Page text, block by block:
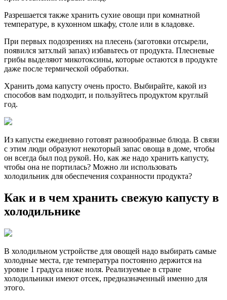
Разрешается также хранить сухие овощи при комнатной
температуре, в кухонном шкафу, столе или в кладовке.
При первых подозрениях на плесень (заготовки отсырели,
появился затхлый запах) избавьтесь от продукта. Плесневые
грибы выделяют микотоксины, которые остаются в продукте
даже после термической обработки.
Хранить дома капусту очень просто. Выбирайте, какой из
способов вам подходит, и пользуйтесь продуктом круглый
год.
Из капусты ежедневно готовят разнообразные блюда. В связи
с этим люди образуют некоторый запас овоща в доме, чтобы
он всегда был под рукой. Но, как же надо хранить капусту,
чтобы она не портилась? Можно ли использовать
холодильник для обеспечения сохранности продукта?
Как и в чем хранить свежую капусту в
холодильнике
В холодильном устройстве для овощей надо выбирать самые
холодные места, где температура постоянно держится на
уровне 1 градуса ниже ноля. Реализуемые в стране
холодильники имеют отсек, предназначенный именно для
этого.